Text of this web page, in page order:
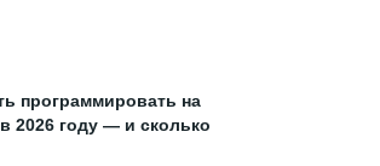
программировать на
2026 году — и сколько